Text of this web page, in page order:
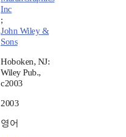
Inc
;
John Wiley &
Sons
Hoboken, NJ:
Wiley Pub.,
c2003
2003
영어